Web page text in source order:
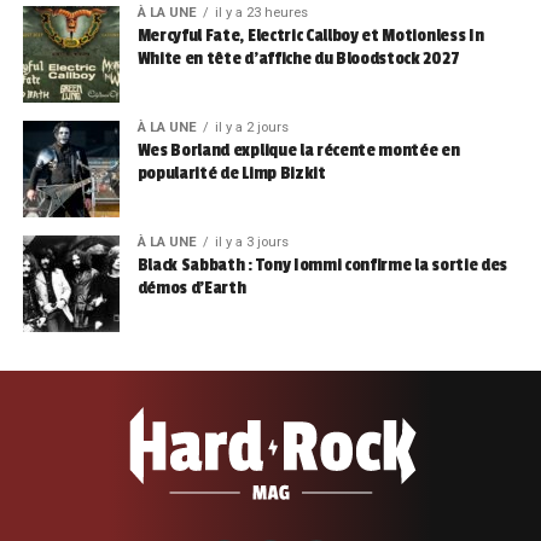
À LA UNE il y a 23 heures
Mercyful Fate, Electric Callboy et Motionless In
White en tête d’affiche du Bloodstock 2027
À LA UNE il y a 2 jours
Wes Borland explique la récente montée en
popularité de Limp Bizkit
À LA UNE il y a 3 jours
Black Sabbath : Tony Iommi confirme la sortie des
démos d’Earth